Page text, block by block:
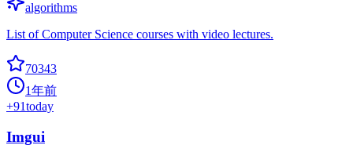
algorithms
List of Computer Science courses with video lectures.
70343
1年前
+91today
Imgui